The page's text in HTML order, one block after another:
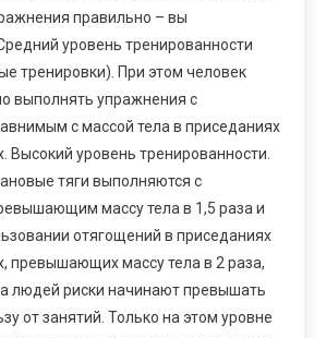
правильно – вы
уровень тренированности
тренировки). При этом человек
выполнять упражнения с
с массой тела в приседаниях
Высокий уровень тренированности.
тяги выполняются с
массу тела в 1,5 раза и
отягощений в приседаниях
превышающих массу тела в 2 раза,
людей риски начинают превышать
от занятий. Только на этом уровне